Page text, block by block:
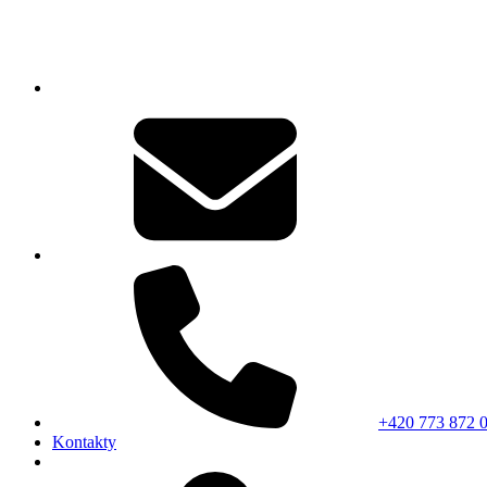
+420 773 872
Kontakty